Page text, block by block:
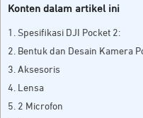
Konten dalam artikel ini
Spesifikasi DJI Pocket 2:
Bentuk dan Desain Kamera
Aksesoris
Lensa
2 Microfon